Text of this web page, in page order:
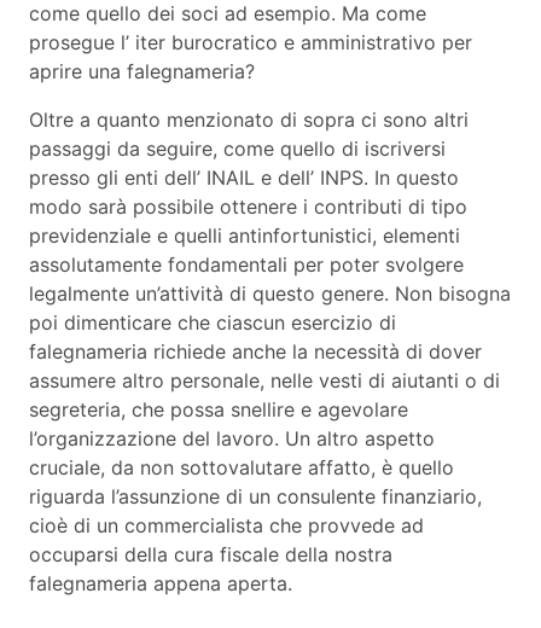
come quello dei soci ad esempio. Ma come
prosegue l’ iter burocratico e amministrativo per
aprire una falegnameria?
Oltre a quanto menzionato di sopra ci sono altri
passaggi da seguire, come quello di iscriversi
presso gli enti dell’ INAIL e dell’ INPS. In questo
modo sarà possibile ottenere i contributi di tipo
previdenziale e quelli antinfortunistici, elementi
assolutamente fondamentali per poter svolgere
legalmente un’attività di questo genere. Non bisogna
poi dimenticare che ciascun esercizio di
falegnameria richiede anche la necessità di dover
assumere altro personale, nelle vesti di aiutanti o di
segreteria, che possa snellire e agevolare
l’organizzazione del lavoro. Un altro aspetto
cruciale, da non sottovalutare affatto, è quello
riguarda l’assunzione di un consulente finanziario,
cioè di un commercialista che provvede ad
occuparsi della cura fiscale della nostra
falegnameria appena aperta.